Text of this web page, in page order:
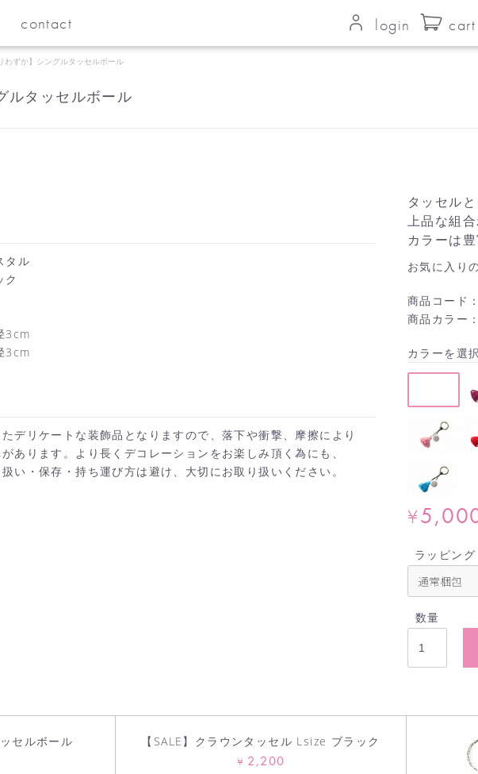
contact login cart
わずか】シングルタッセルボール
ルタッセルボール
タル
ク
3cm
3cm
デリケートな装飾品となりますので、落下や衝撃、摩擦により
あります。より長くデコレーションをお楽しみ頂く為にも、
い・保存・持ち運び方は避け、大切にお取り扱いください。
タッセル
上品な組合
カラーは
お気に入り
商品コード：
商品カラー：
カラーを選択
¥
ラッピング
数量
セルボール 【SALE】クラウンタッセル Lsize ブラック
¥ 2,200